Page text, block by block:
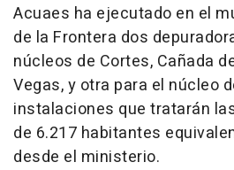
Acuaes ha ejecutado en el
de la Frontera dos
núcleos de Cortes, Cañada
Vegas, y otra para el núcleo
instalaciones que tratarán
de 6.217 habitantes
desde el ministerio.